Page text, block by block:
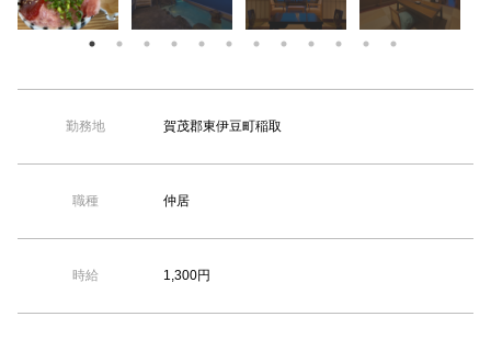
勤務地 賀茂郡東伊豆町稲取
職種 仲居
時給 1,300円